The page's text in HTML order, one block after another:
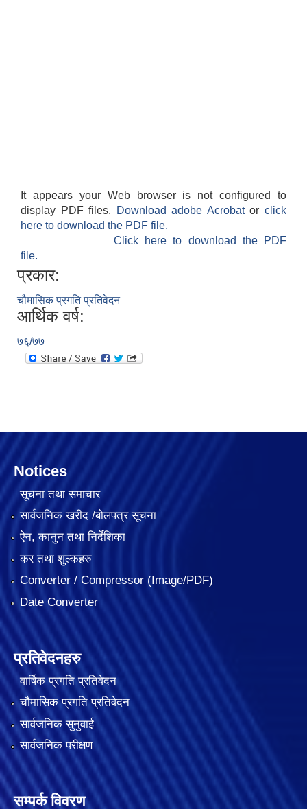
It appears your Web browser is not configured to
display PDF files.
Download adobe Acrobatorclick
here to download the PDF file.
Click here to download the PDF
file.
प्रकार:
चौमासिक प्रगति प्रतिवेदन
आर्थिक वर्ष:
७६/७७
Notices
सूचना तथा समाचार
सार्वजनिक खरीद /बोलपत्र सूचना
ऐन, कानुन तथा निर्देशिका
कर तथा शुल्कहरु
Converter / Compressor (Image/PDF)
Date Converter
प्रतिवेदनहरु
वार्षिक प्रगति प्रतिवेदन
चौमासिक प्रगति प्रतिवेदन
सार्वजनिक सुनुवाई
सार्वजनिक परीक्षण
सम्पर्क विवरण